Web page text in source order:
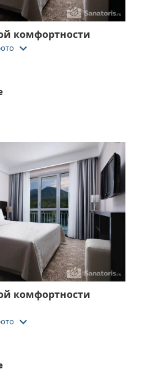
комфортности
keyboard_arrow_down
комфортности
keyboard_arrow_down